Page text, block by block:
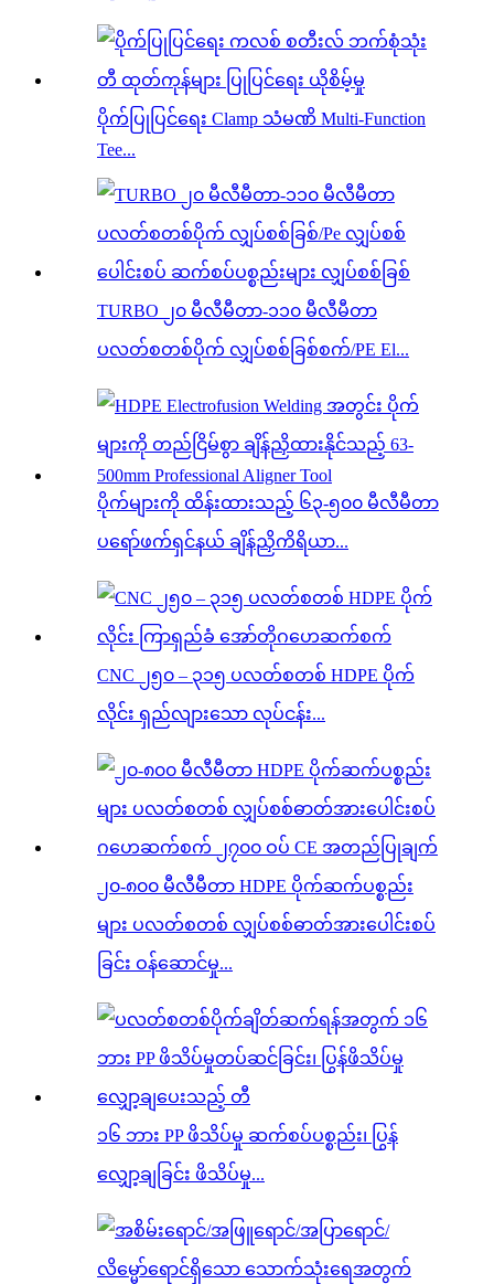
ပိုက်ပြုပြင်ရေး Clamp သံမဏိ Multi-Function
Tee...
TURBO ၂၀ မီလီမီတာ-၁၁၀ မီလီမီတာ
ပလတ်စတစ်ပိုက် လျှပ်စစ်ခြစ်စက်/PE El...
ပိုက်များကို ထိန်းထားသည့် ၆၃-၅၀၀ မီလီမီတာ
ပရော်ဖက်ရှင်နယ် ချိန်ညှိကိရိယာ...
CNC ၂၅၀ – ၃၁၅ ပလတ်စတစ် HDPE ပိုက်
လိုင်း ရှည်လျားသော လုပ်ငန်း...
၂၀-၈၀၀ မီလီမီတာ HDPE ပိုက်ဆက်ပစ္စည်း
များ ပလတ်စတစ် လျှပ်စစ်ဓာတ်အားပေါင်းစပ်
ခြင်း ဝန်ဆောင်မှု...
၁၆ ဘား PP ဖိသိပ်မှု ဆက်စပ်ပစ္စည်း၊ ပြွန်
လျှော့ချခြင်း ဖိသိပ်မှု...